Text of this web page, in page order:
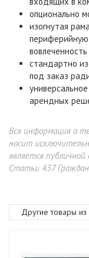
опционально
изогнутая
стандартно
под заказ
арендных
Вся информация о
носит
является
Статьи 437
Другие товары из